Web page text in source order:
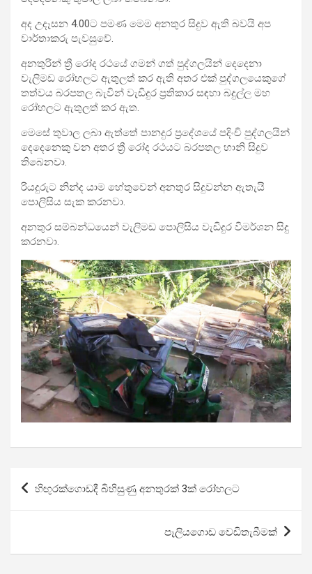
අද උදෑසන 4.00ට පමණ මෙම අනතුර සිදුව ඇති බවයි අප
වාර්තාකරු පැවසුවේ.
අනතුරින් ත්‍රී රෝද රථයේ ගමන් ගත් පුද්ගලයින් දෙදෙනා
වැලිමඩ රෝහලට ඇතුලත් කර ඇති අතර එක් පුද්ගලයෙකුගේ
තත්වය බරපතල බැවින් වැඩිදුර ප්‍රතිකාර සඳහා බදුල්ල මහ
රෝහලට ඇතුලත් කර ඇත.
මෙසේ තුවාල ලබා ඇත්තේ පානදුර ප්‍රදේශයේ පදිංචි පුද්ගලයින්
දෙදෙනෙකු වන අතර ත්‍රී රෝද රථයට බරපතල හානි සිදුව
තිබෙනවා.
රියදුරුට නින්ද යාම හේතුවෙන් අනතුර සිදුවන්න ඇතැයි
පොලිසිය සැක කරනවා.
අනතුර සම්බන්ධයෙන් වැලිමඩ පොලිසිය වැඩිදුර විමර්ශන සිදු
කරනවා.
Post
navigation
හිඟුරක්ගොඩදී බිහිසුණු අනතුරක් 3ක් රෝහලට
පෑලියගොඩ වෙඩිතැබීමක්